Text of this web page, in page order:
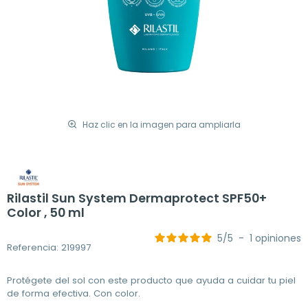
Haz clic en la imagen para ampliarla
Rilastil Sun System Dermaprotect SPF50+
Color , 50 ml
Referencia: 219997
5/5 - 1 opiniones
Protégete del sol con este producto que ayuda a cuidar tu piel
de forma efectiva. Con color.